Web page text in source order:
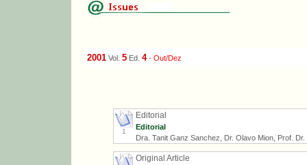
2001 Vol. 5 Ed. 4- Out/Dez
1
Editorial
Editorial
Dra. Tanit Ganz Sanchez, Dr. Olavo Mion, Prof.
Original Article